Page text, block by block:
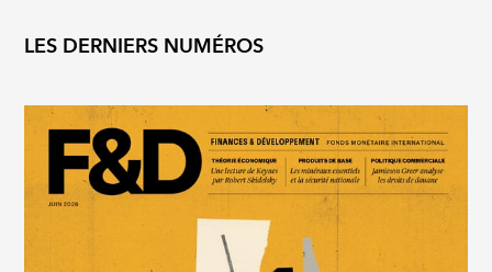
LES DERNIERS NUMÉROS